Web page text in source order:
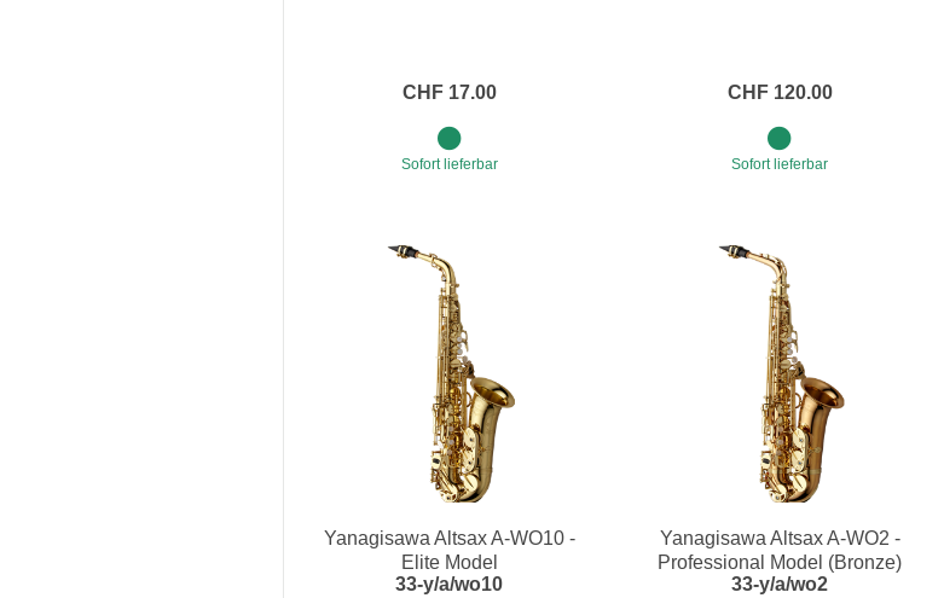
CHF 17.00
Sofort lieferbar
CHF 120.00
Sofort lieferbar
Yanagisawa Altsax A-WO10 -
Elite Model
33-y/a/wo10
Yanagisawa Altsax A-WO2 -
Professional Model (Bronze)
33-y/a/wo2